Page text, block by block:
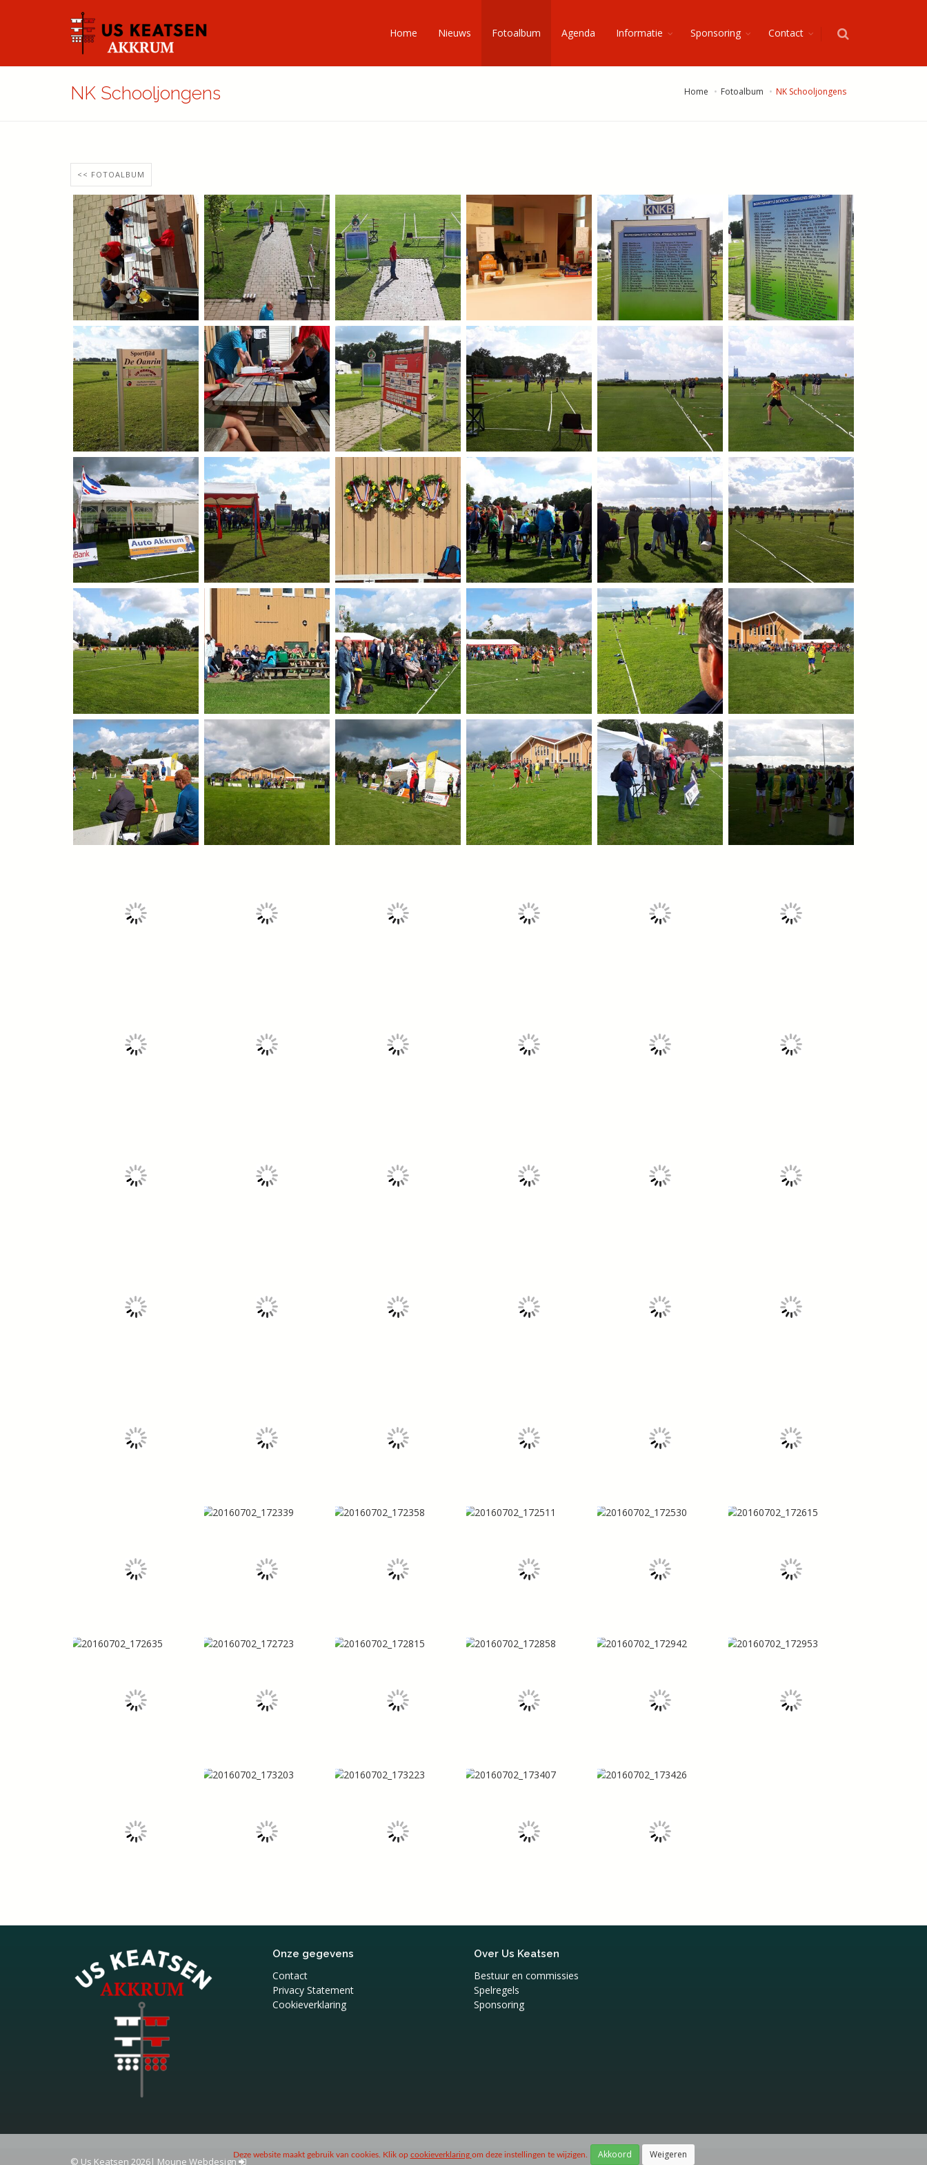
Deze website maakt gebruik van cookies. Klik op cookieverklaring om deze instellingen te wijzigen.
Home Nieuws Fotoalbum Agenda Informatie Sponsoring Contact
Home Fotoalbum NK Schooljongens
NK Schooljongens
<< FOTOALBUM
Onze gegevens
Contact
Privacy Statement
Cookieverklaring
Over Us Keatsen
Bestuur en commissies
Spelregels
Sponsoring
© Us Keatsen 2026| Moune Webdesign